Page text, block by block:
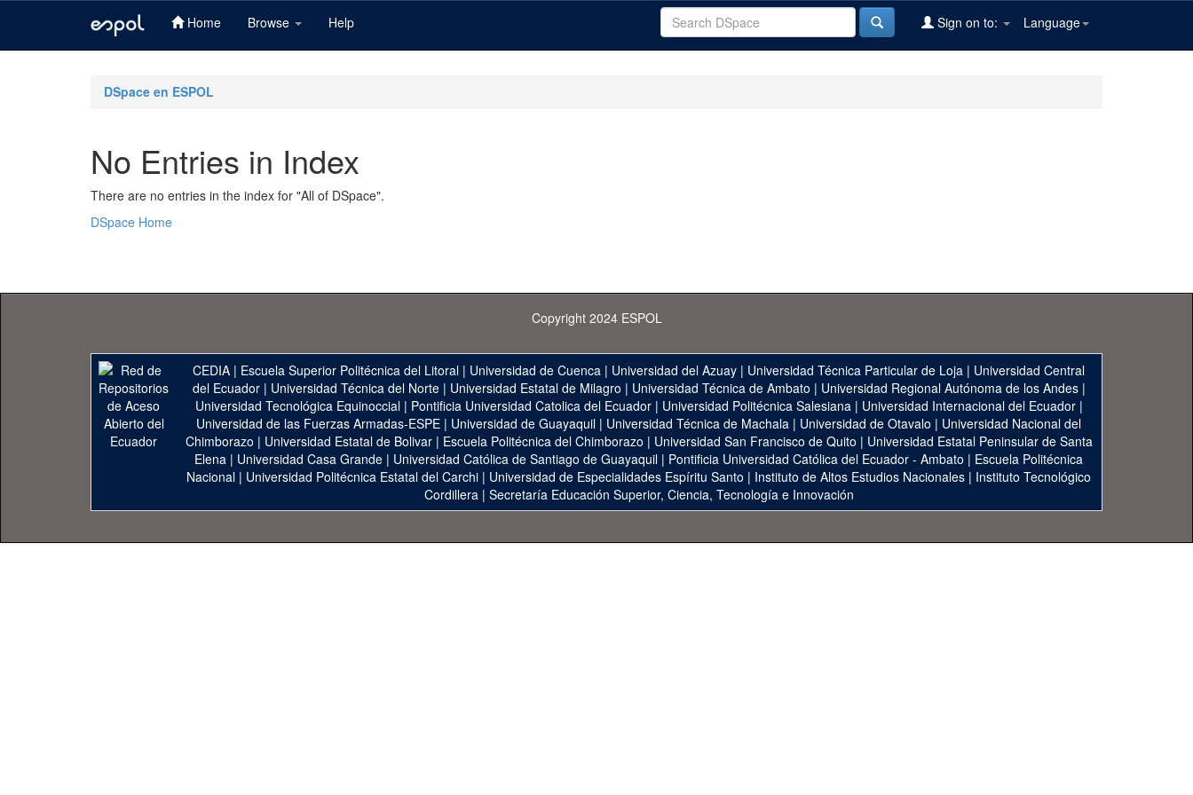
Home Browse Help Language
Sign on to:
DSpace en ESPOL
No Entries in Index
There are no entries in the index for "All of DSpace".
DSpace Home
Copyright 2024 ESPOL
CEDIA | Escuela Superior Politécnica del Litoral | Universidad de Cuenca | Universidad del Azuay | Universidad Técnica Particular de Loja | Universidad Central
del Ecuador| Universidad Técnica del Norte| Universidad Estatal de Milagro | Universidad Técnica de Ambato | Universidad Regional Autónoma de los Andes|
Universidad Tecnológica Equinoccial| Pontificia Universidad Catolica del Ecuador| Universidad Politécnica Salesiana| Universidad Internacional del Ecuador|
Universidad de las Fuerzas Armadas-ESPE | Universidad de Guayaquil | Universidad Técnica de Machala | Universidad de Otavalo | Universidad Nacional del
Chimborazo | Universidad Estatal de Bolivar| Escuela Politécnica del Chimborazo | Universidad San Francisco de Quito | Universidad Estatal Peninsular de Santa
Elena | Universidad Casa Grande | Universidad Católica de Santiago de Guayaquil | Pontificia Universidad Católica del Ecuador - Ambato | Escuela Politécnica
Nacional | Universidad Politécnica Estatal del Carchi | Universidad de Especialidades Espíritu Santo | Instituto de Altos Estudios Nacionales | Instituto Tecnológico
Cordillera| Secretaría Educación Superior, Ciencia, Tecnología e Innovación